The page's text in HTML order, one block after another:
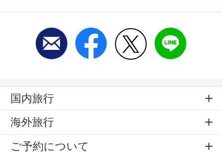
国内旅行
海外旅行
ご予約について